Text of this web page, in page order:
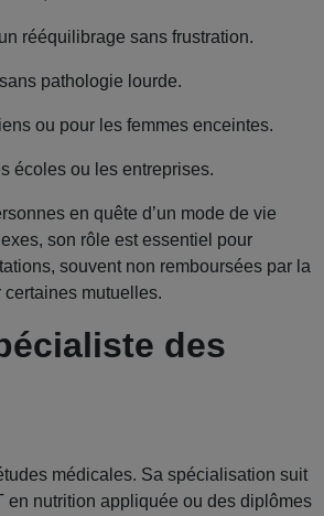
rééquilibrage sans frustration.
pathologie lourde.
ou pour les femmes enceintes.
écoles ou les entreprises.
en quête d’un mode de vie
son rôle est essentiel pour
souvent non remboursées par la
mutuelles.
des
médicales. Sa spécialisation suit
nutrition appliquée ou des diplômes